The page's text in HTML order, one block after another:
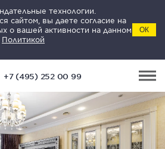
технологии.
сайтом, вы даете согласие на
о вашей активности на данном
Политикой
ОК
+7 (495) 252 00 99